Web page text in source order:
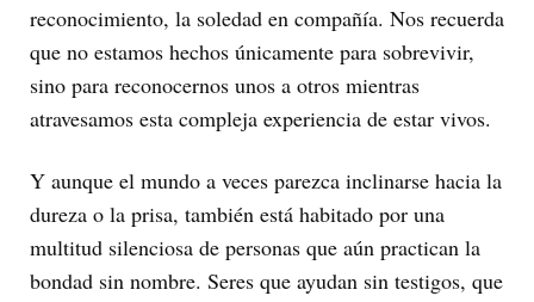
reconocimiento, la soledad en compañía. Nos recuerda
que no estamos hechos únicamente para sobrevivir,
sino para reconocernos unos a otros mientras
atravesamos esta compleja experiencia de estar vivos.
Y aunque el mundo a veces parezca inclinarse hacia la
dureza o la prisa, también está habitado por una
multitud silenciosa de personas que aún practican la
bondad sin nombre. Seres que ayudan sin testigos, que